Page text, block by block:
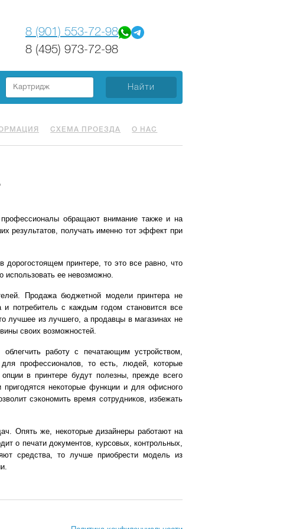
8 (901) 553-72-98
8 (495) 973-72-98
СХЕМА ПРОЕЗДА О НАС
обращают внимание также и на
результатов, получать именно тот эффект при
принтере, то это все равно, что
использовать ее невозможно.
Продажа бюджетной модели принтера не
и потребитель с каждым годом становится все
лучшее из лучшего, а продавцы в магазинах не
своих возможностей.
работу с печатающим устройством,
профессионалов, то есть, людей, которые
в принтере будут полезны, прежде всего
некоторые функции и для офисного
сэкономить время сотрудников, избежать
Опять же, некоторые дизайнеры работают на
о печати документов, курсовых, контрольных,
средства, то лучше приобрести модель из